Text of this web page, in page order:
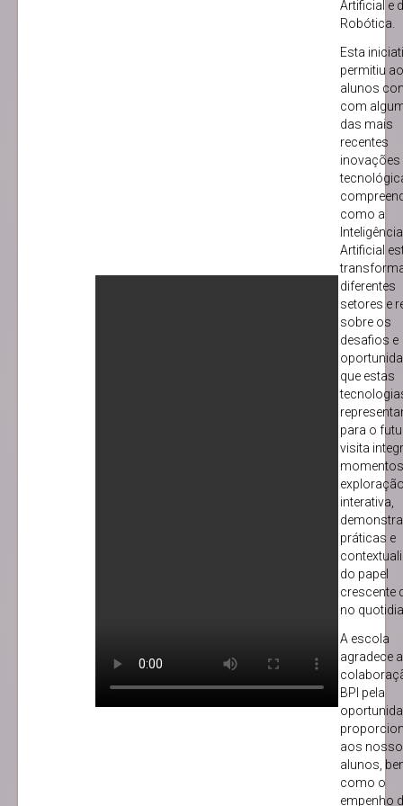
Artificial e
Robótica.
Esta
permitiu
alunos
com
das mais
recentes
inovações
como a
Inteligência
Artificial
diferentes
setores e
sobre os
desafios e
que estas
para o
visita
interativa,
práticas e
do papel
crescente
no
A escola
agradece a
BPI pela
aos
alunos,
como o
empenho